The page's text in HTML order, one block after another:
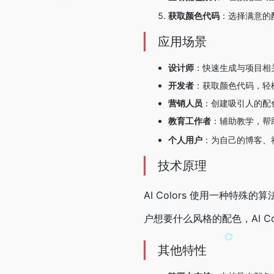
获取颜色代码 ：选择满意
应用场景
设计师 ：快速生成与项目
开发者 ：获取颜色代码，
营销人员 ：创建吸引人的
教育工作者 ：辅助教学，
个人用户 ：为自己的博客
技术原理
AI Colors 使用一种特殊的算
户想要什么风格的配色，AI
其他特性